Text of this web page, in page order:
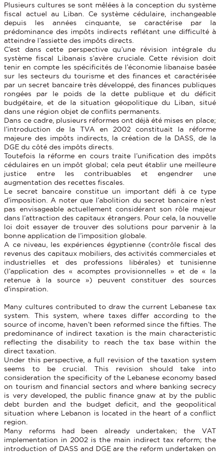
Plusieurs cultures se sont mêlées à la conception du système
fiscal actuel au Liban. Ce système cédulaire, inchangeable
depuis les années cinquante, se caractérise par la
prédominance des impôts indirects reflétant une difficulté à
atteindre l’assiette des impôts directs.
C’est dans cette perspective qu’une révision intégrale du
système fiscal Libanais s’avère cruciale. Cette révision doit
tenir en compte les spécificités de l’économie libanaise basée
sur les secteurs du tourisme et des finances et caractérisée
par un secret bancaire très développé, des finances publiques
rongées par le poids de la dette publique et du déficit
budgétaire, et de la situation géopolitique du Liban, situé
dans une région objet de conflits permanents.
Dans ce cadre, plusieurs réformes ont déjà été mises en place;
l’introduction de la TVA en 2002 constituait la réforme
majeure des impôts indirects, la création de la DASS, de la
DGE du côté des impôts directs.
Toutefois la réforme en cours traite l’unification des impôts
cédulaires en un impôt global; cela peut établir une meilleure
justice entre les contribuables et engendrer une
augmentation des recettes fiscales.
Le secret bancaire constitue un important défi à ce type
d’imposition. A noter que l’abolition du secret bancaire n’est
pas envisageable actuellement considérant son rôle majeur
dans l’attraction des capitaux étrangers. Pour cela, la nouvelle
loi doit essayer de trouver des solutions pour parvenir à la
bonne application de l’imposition globale.
A ce niveau, les expériences égyptienne (contrôle fiscal des
revenus des capitaux mobiliers, des activités commerciales et
industrielles et des professions libérales) et tunisienne
(l’application des « acomptes provisionnelles » et de « la
retenue à la source ») peuvent constituer des sources
d’inspiration.
Many cultures contributed to draw the current Lebanese tax
system. This system, where taxes differ according to the
source of income, haven’t been reformed since the fifties. The
predominance of indirect taxation is the main characteristic
reflecting the disability to reach the tax base within the
direct taxation.
Under this perspective, a full revision of the taxation system
seems to be crucial. This revision should take into
consideration the specificity of the Lebanese economy based
on tourism and financial sectors and where banking secrecy
is very developed, the public finance gnaw at by the public
debt burden and the budget deficit, and the geopolitical
situation where Lebanon is located in the heart of a conflict
region.
Many reforms had been already undertaken; the VAT
implementation in 2002 is the main indirect tax reform; the
introduction of DASS and DGE are the reform undertaken on